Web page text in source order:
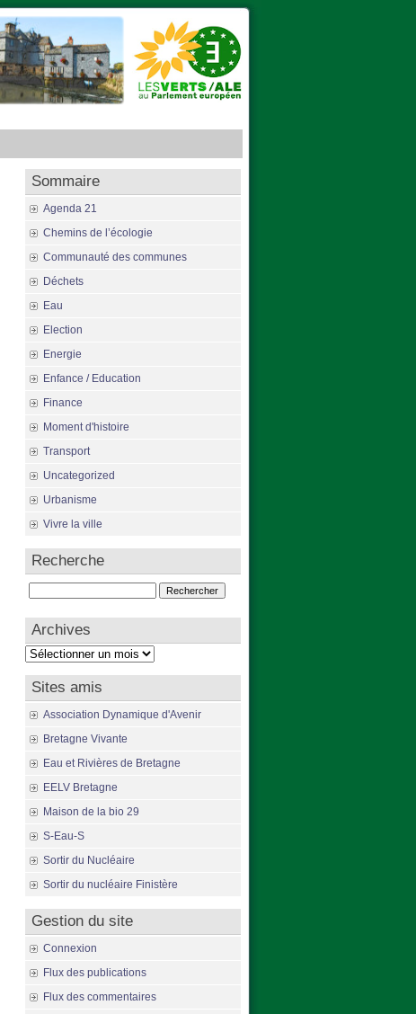
Sommaire
Agenda 21
Chemins de l’écologie
Communauté des communes
Déchets
Eau
Election
Energie
Enfance / Education
Finance
Moment d'histoire
Transport
Uncategorized
Urbanisme
Vivre la ville
Recherche
Archives
Archives
Sites amis
Association Dynamique d'Avenir
Bretagne Vivante
Eau et Rivières de Bretagne
EELV Bretagne
Maison de la bio 29
S-Eau-S
Sortir du Nucléaire
Sortir du nucléaire Finistère
Gestion du site
Connexion
Flux des publications
Flux des commentaires